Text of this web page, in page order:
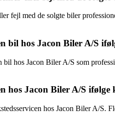
fejl med de solgte biler
bil hos Jacon Biler A/S
bil hos Jacon Biler A/S som
hos Jacon Biler A/S ifølge
hos Jacon Biler A/